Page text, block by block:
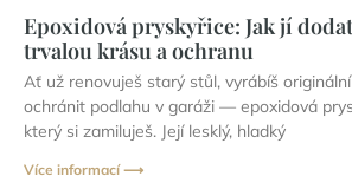
Epoxidová pryskyřice: Jak jí
trvalou krásu a ochranu
Ať už renovuješ starý stůl, vyrábíš
ochránit podlahu v garáži — epoxidová
který si zamiluješ. Její lesklý, hladký
Více informací ⟶